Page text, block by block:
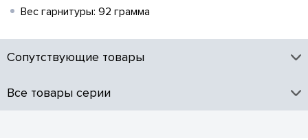
Вес гарнитуры: 92 грамма
Сопутствующие товары
Все товары серии